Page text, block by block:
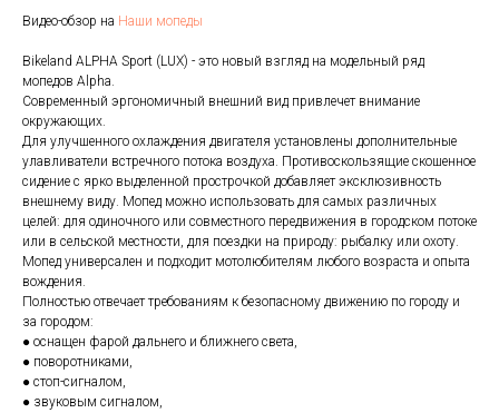
Видео-обзор на Наши мопеды
Bikeland ALPHA Sport (LUX) - это новый взгляд на модельный ряд
мопедов Alpha.
Современный эргономичный внешний вид привлечет внимание
окружающих.
Для улучшенного охлаждения двигателя установлены дополнительные
улавливатели встречного потока воздуха. Противоскользящие скошенное
сидение с ярко выделенной прострочкой добавляет эксклюзивность
внешнему виду. Мопед можно использовать для самых различных
целей: для одиночного или совместного передвижения в городском потоке
или в сельской местности, для поездки на природу: рыбалку или охоту.
Мопед универсален и подходит мотолюбителям любого возраста и опыта
вождения.
Полностью отвечает требованиям к безопасному движению по городу и
за городом:
● оснащен фарой дальнего и ближнего света,
● поворотниками,
● стоп-сигналом,
● звуковым сигналом,